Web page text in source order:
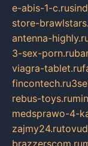
e-abis-1-c.ru
store-
antenna-
3-sex-porn.ru
viagra-tablet.ru
fincontech.ru
rebus-toys.ru
medsprawo-4-
zajmy24.ru